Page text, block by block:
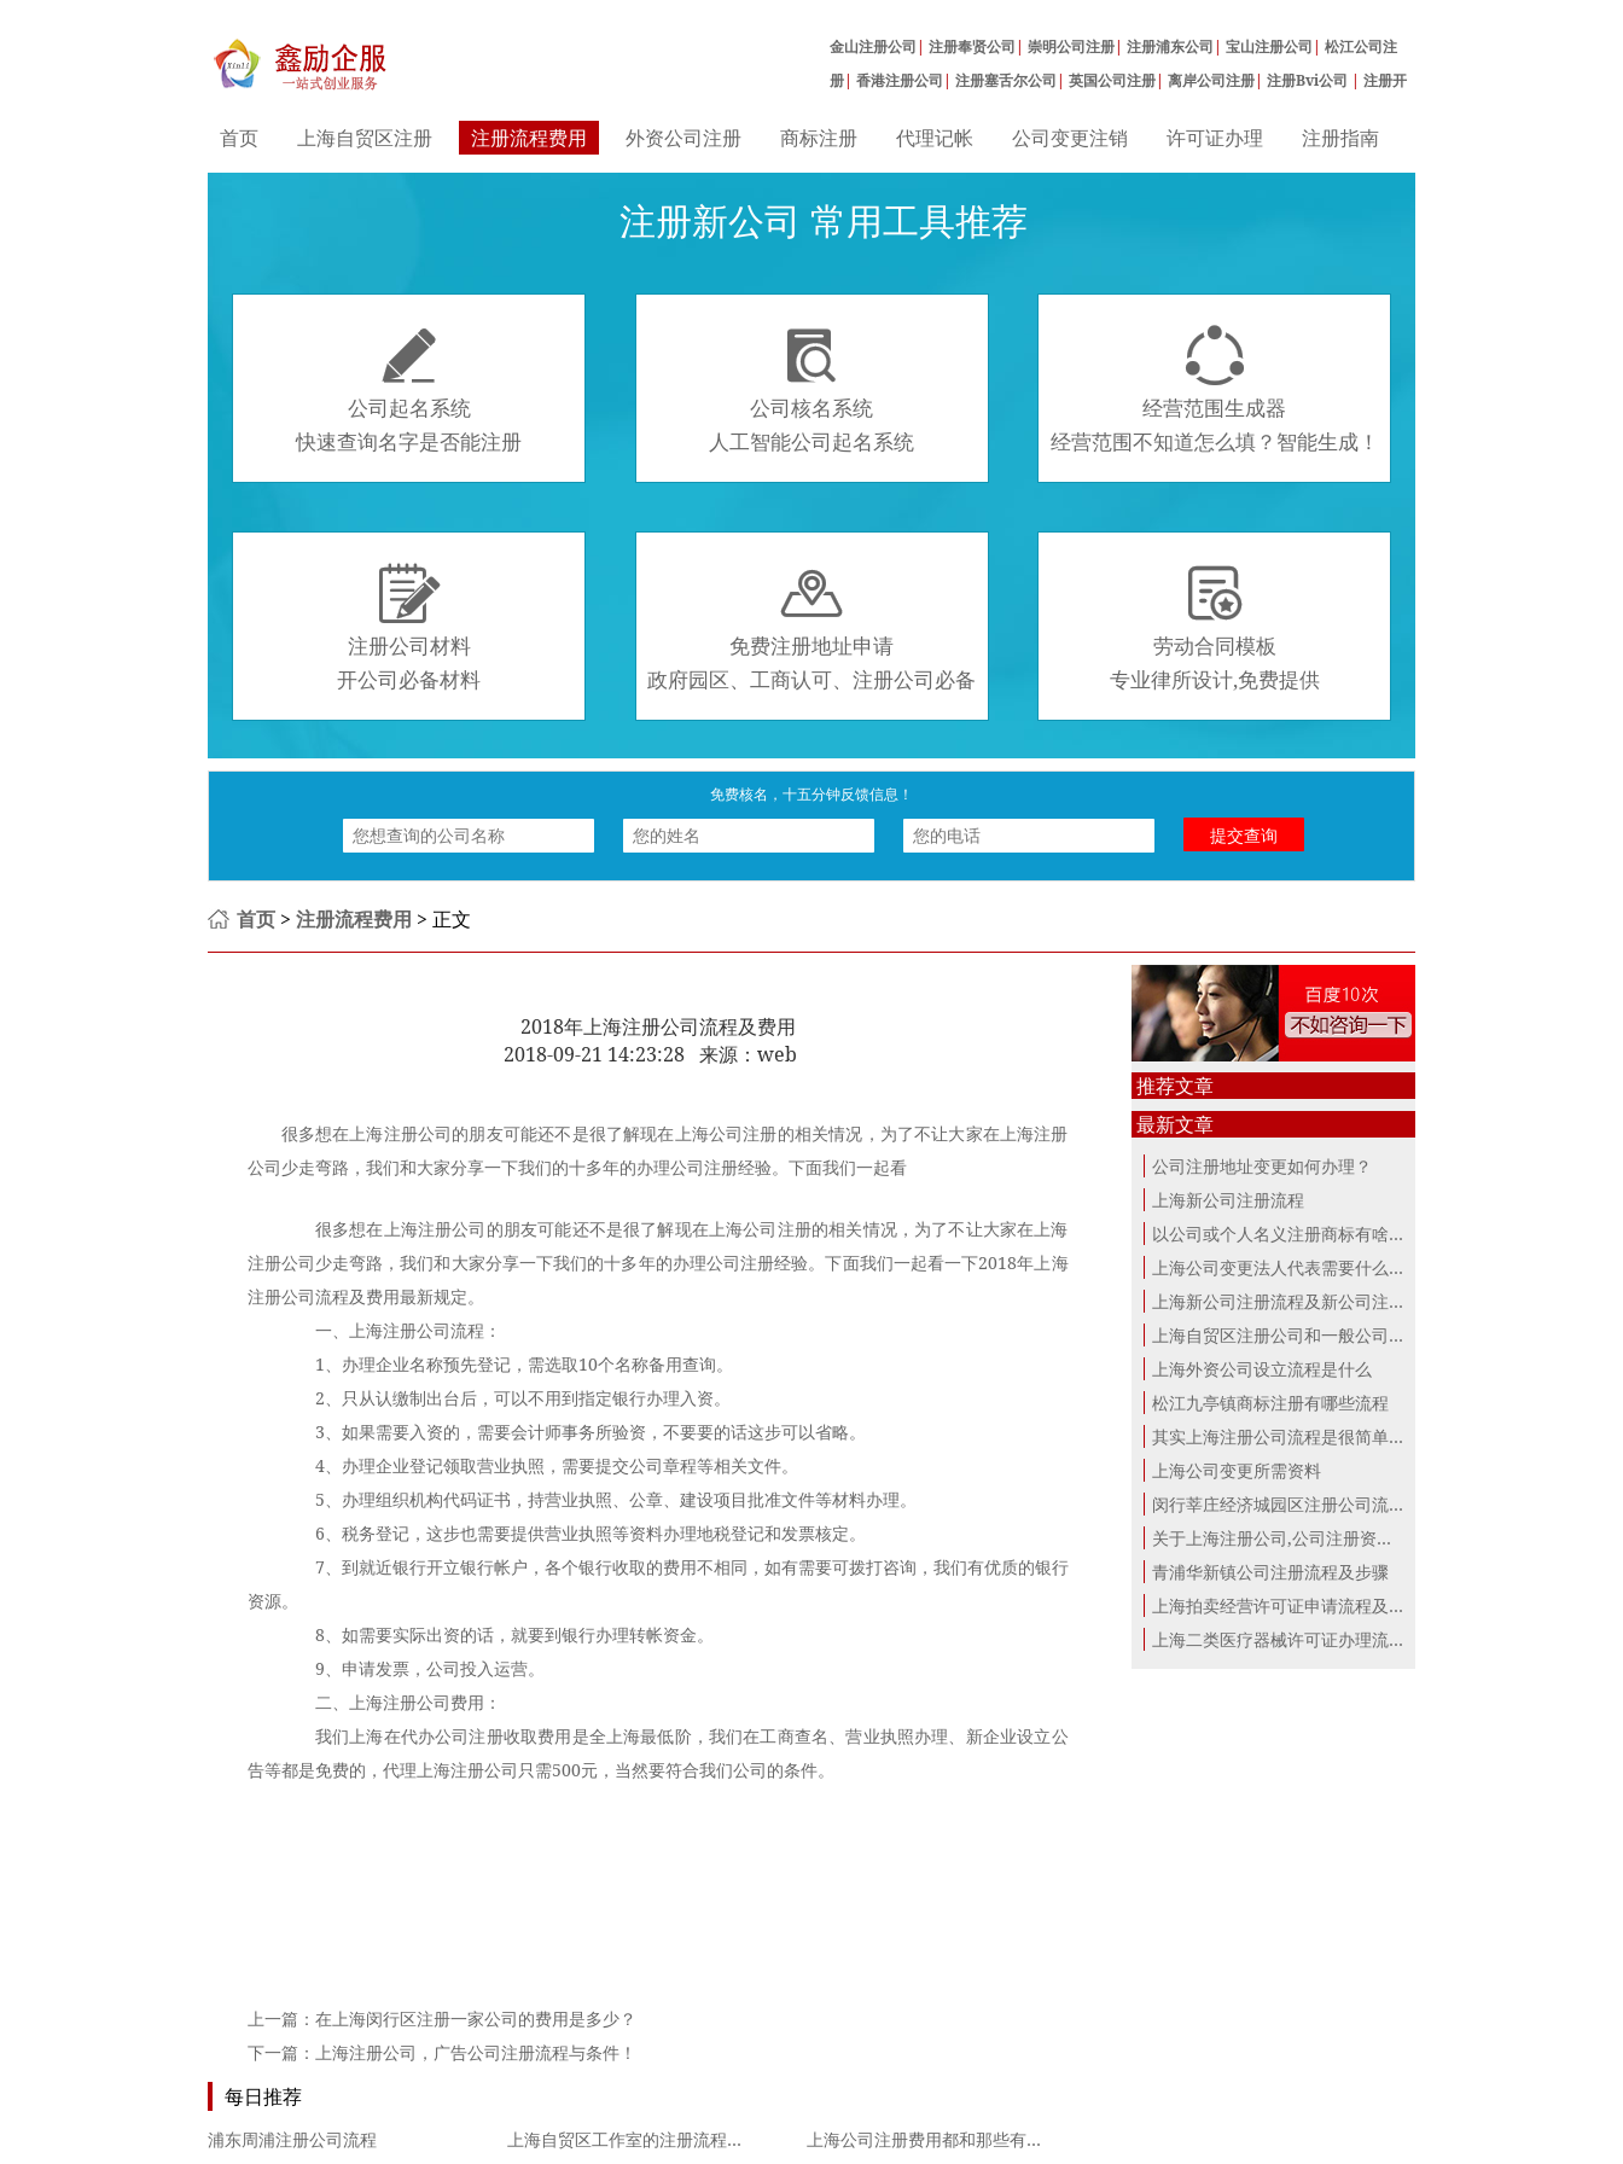
金山注册公司 | 注册奉贤公司 | 崇明公司注册| 注册浦东公司 | 宝山注册公司 | 松江公司注
册| 香港注册公司 | 注册塞舌尔公司 | 英国公司注册| 离岸公司注册| 注册Bvi公司 | 注册开
首页 上海自贸区注册 注册流程费用 外资公司注册 商标注册 代理记帐 公司变更注销 许可证办理 注册指南
注册新公司 常用工具推荐

公司起名系统
快速查询名字是否能注册

公司核名系统
人工智能公司起名系统

经营范围生成器
经营范围不知道怎么填？智能生成！

注册公司材料
开公司必备材料

免费注册地址申请
政府园区、工商认可、注册公司必备

劳动合同模板
专业律所设计,免费提供
免费核名，十五分钟反馈信息！
首页 > 注册流程费用 > 正文
2018年上海注册公司流程及费用
2018-09-21 14:23:28 来源：web
很多想在上海注册公司的朋友可能还不是很了解现在上海公司注册的相关情况，为了不让大家在上海注册
公司少走弯路，我们和大家分享一下我们的十多年的办理公司注册经验。下面我们一起看
很多想在上海注册公司的朋友可能还不是很了解现在上海公司注册的相关情况，为了不让大家在上海
注册公司少走弯路，我们和大家分享一下我们的十多年的办理公司注册经验。下面我们一起看一下2018年上海
注册公司流程及费用最新规定。
一、上海注册公司流程：
1、办理企业名称预先登记，需选取10个名称备用查询。
2、只从认缴制出台后，可以不用到指定银行办理入资。
3、如果需要入资的，需要会计师事务所验资，不要要的话这步可以省略。
4、办理企业登记领取营业执照，需要提交公司章程等相关文件。
5、办理组织机构代码证书，持营业执照、公章、建设项目批准文件等材料办理。
6、税务登记，这步也需要提供营业执照等资料办理地税登记和发票核定。
7、到就近银行开立银行帐户，各个银行收取的费用不相同，如有需要可拨打咨询，我们有优质的银行
资源。
8、如需要实际出资的话，就要到银行办理转帐资金。
9、申请发票，公司投入运营。
二、 上海注册公司费用 ：
我们上海在代办公司注册收取费用是全上海最低阶，我们在工商查名、营业执照办理、新企业设立公
告等都是免费的，代理上海注册公司只需500元，当然要符合我们公司的条件。
上一篇： 在上海闵行区注册一家公司的费用是多少？
下一篇： 上海注册公司，广告公司注册流程与条件！
每日推荐
浦东周浦注册公司流程 上海自贸区工作室的注册流程与费用
上海公司注册费用都和那些有关系？
推荐文章
最新文章
公司注册地址变更如何办理？
上海新公司注册流程
以公司或个人名义注册商标有啥区别？...
上海公司变更法人代表需要什么手续
上海新公司注册流程及新公司注册费用
上海自贸区注册公司和一般公司注册有...
上海外资公司设立流程是什么
松江九亭镇商标注册有哪些流程
其实上海注册公司流程是很简单的！
上海公司变更所需资料
闵行莘庄经济城园区注册公司流程
关于上海注册公司,公司注册资本详解！
青浦华新镇公司注册流程及步骤
上海拍卖经营许可证申请流程及材料
上海二类医疗器械许可证办理流程